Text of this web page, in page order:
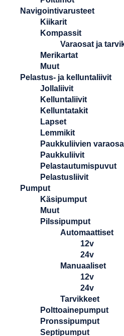
Navigointivarusteet
Kiikarit
Kompassit
Varaosat ja
Merikartat
Muut
Pelastus- ja kelluntaliivit
Jollaliivit
Kelluntaliivit
Kelluntatakit
Lapset
Lemmikit
Paukkuliivien
Paukkuliivit
Pelastautumispuvut
Pelastusliivit
Pumput
Käsipumput
Muut
Pilssipumput
Automaattiset
12v
24v
Manuaaliset
12v
24v
Tarvikkeet
Polttoainepumput
Pronssipumput
Septipumput